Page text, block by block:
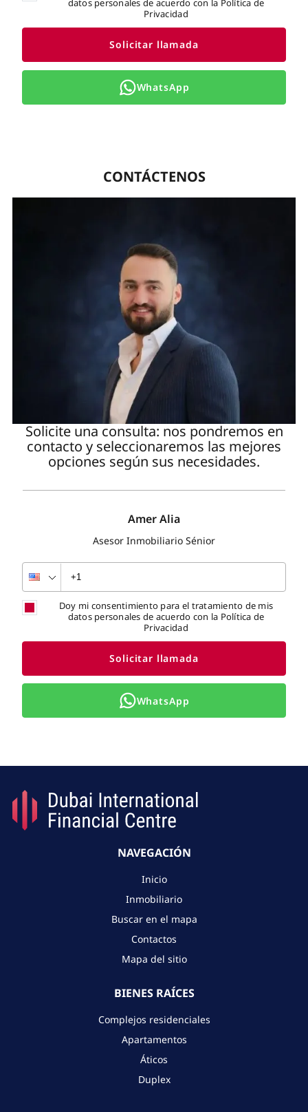
datos personales de acuerdo con la Política de
Privacidad
Solicitar llamada
WhatsApp
CONTÁCTENOS
Solicite una consulta: nos pondremos en
contacto y seleccionaremos las mejores
opciones según sus necesidades.
Amer Alia
Asesor Inmobiliario Sénior
Doy mi consentimiento para el tratamiento de mis
datos personales de acuerdo con la Política de
Privacidad
Solicitar llamada
WhatsApp
NAVEGACIÓN
Inicio
Inmobiliario
Buscar en el mapa
Contactos
Mapa del sitio
BIENES RAÍCES
Complejos residenciales
Apartamentos
Áticos
Duplex